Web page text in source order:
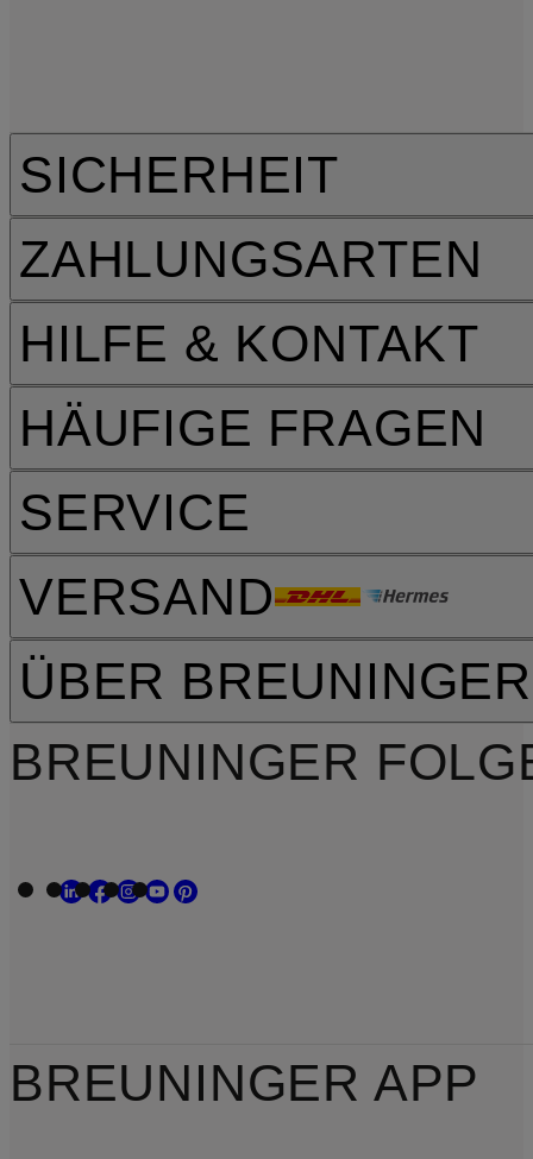
HILFE & KONTAKT
HÄUFIGE FRAGEN
SERVICE
VERSAND
SICHERHEIT
ZAHLUNGSARTEN
ÜBER BREUNINGER
BREUNINGER
BREUNINGER APP